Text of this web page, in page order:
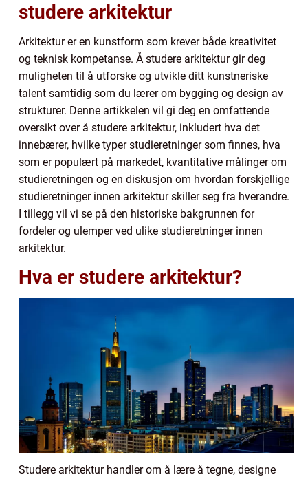
studere arkitektur
Arkitektur er en kunstform som krever både kreativitet
og teknisk kompetanse. Å studere arkitektur gir deg
muligheten til å utforske og utvikle ditt kunstneriske
talent samtidig som du lærer om bygging og design av
strukturer. Denne artikkelen vil gi deg en omfattende
oversikt over å studere arkitektur, inkludert hva det
innebærer, hvilke typer studieretninger som finnes, hva
som er populært på markedet, kvantitative målinger om
studieretningen og en diskusjon om hvordan forskjellige
studieretninger innen arkitektur skiller seg fra hverandre.
I tillegg vil vi se på den historiske bakgrunnen for
fordeler og ulemper ved ulike studieretninger innen
arkitektur.
Hva er studere arkitektur?
Studere arkitektur handler om å lære å tegne, designe